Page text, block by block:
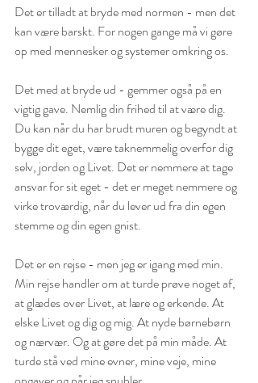
Det er tilladt at bryde med normen - men det
kan være barskt. For nogen gange må vi gøre
op med mennesker og systemer omkring os.
Det med at bryde ud - gemmer også på en
vigtig gave. Nemlig din frihed til at være dig.
Du kan når du har brudt muren og begyndt at
bygge dit eget, være taknemmelig overfor dig
selv, jorden og Livet. Det er nemmere at tage
ansvar for sit eget - det er meget nemmere og
virke troværdig, når du lever ud fra din egen
stemme og din egen gnist.
Det er en rejse - men jeg er igang med min.
Min rejse handler om at turde prøve noget af,
at glædes over Livet, at lære og erkende. At
elske Livet og dig og mig. At nyde børnebørn
og nærvær. Og at gøre det på min måde. At
turde stå ved mine evner, mine veje, mine